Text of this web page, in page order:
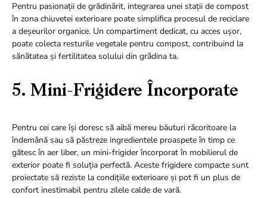
Pentru pasionații de grădinărit, integrarea unei stații de compost
în zona chiuvetei exterioare poate simplifica procesul de reciclare
a deșeurilor organice. Un compartiment dedicat, cu acces ușor,
poate colecta resturile vegetale pentru compost, contribuind la
sănătatea și fertilitatea solului din grădina ta.
5. Mini-Frigidere Încorporate
Pentru cei care își doresc să aibă mereu băuturi răcoritoare la
îndemână sau să păstreze ingredientele proaspete în timp ce
gătesc în aer liber, un mini-frigider încorporat în mobilierul de
exterior poate fi soluția perfectă. Aceste frigidere compacte sunt
proiectate să reziste la condițiile exterioare și pot fi un plus de
confort inestimabil pentru zilele calde de vară.